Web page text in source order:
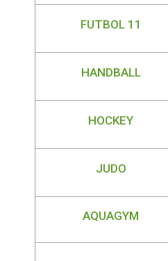
FUTBOL 11
HANDBALL
HOCKEY
JUDO
AQUAGYM